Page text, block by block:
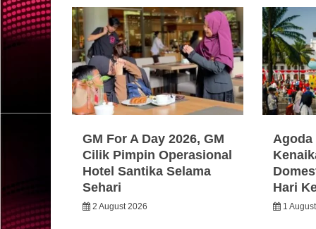
GM For A Day 2026, GM
Cilik Pimpin Operasional
Hotel Santika Selama
Sehari
2 August 2026
Agoda
Hari
1